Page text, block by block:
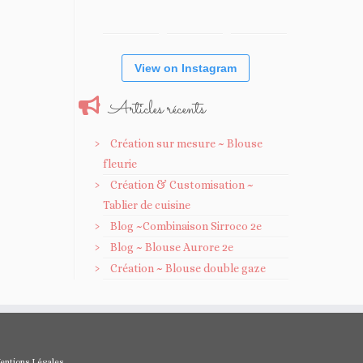
View on Instagram
Articles récents
Création sur mesure ~ Blouse
fleurie
Création & Customisation ~
Tablier de cuisine
Blog ~Combinaison Sirroco 2e
Blog ~ Blouse Aurore 2e
Création ~ Blouse double gaze